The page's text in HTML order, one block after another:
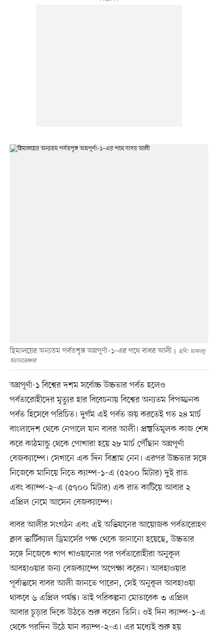
হিমালয়ের অন্যতম পর্বতশৃঙ্গ অন্নপূর্ণা–১–এর পথে বাবর আলী
ছবি: মাকালু
অ্যাডভেঞ্চার
অন্নপূর্ণা-১ বিশ্বের দশম সর্বোচ্চ উচ্চতার পর্বত হলেও
পর্বতারোহীদের মৃত্যুর হার বিবেচনায় বিশ্বের অন্যতম বিপজ্জনক
পর্বত হিসেবে পরিচিত। দুর্গম এই পর্বত জয় করতেই গত ২৪ মার্চ
বাংলাদেশ থেকে নেপালে যান বাবর আলী। প্রস্তুতিমূলক কাজ শেষ
করে কাঠমান্ডু থেকে পোখারা হয়ে ২৮ মার্চ পৌঁছান অন্নপূর্ণা
বেজক্যাম্পে। সেখানে এক দিন বিশ্রাম নেন। এরপর উচ্চতার সঙ্গে
নিজেকে মানিয়ে নিতে ক্যাম্প–১–এ (৫২০০ মিটার) দুই রাত
এবং ক্যাম্প–২–এ (৫৭০০ মিটার) এক রাত কাটিয়ে আবার ২
এপ্রিল নেমে আসেন বেজক্যাম্পে।
বাবর আলীর সংগঠন এবং এই অভিযানের আয়োজক পর্বতারোহণ
ক্লাব ভার্টিক্যাল ড্রিমার্সের পক্ষ থেকে জানানো হয়েছে, উচ্চতার
সঙ্গে নিজেকে খাপ খাওয়ানোর পর পর্বতারোহীরা অনুকূল
আবহাওয়ার জন্য বেজক্যাম্পে অপেক্ষা করেন। আবহাওয়ার
পূর্বাভাসে বাবর আলী জানতে পারেন, সেই অনুকূল আবহাওয়া
থাকবে ৬ এপ্রিল পর্যন্ত। তাই পরিকল্পনা মোতাবেক ৩ এপ্রিল
আবার চূড়ার দিকে উঠতে শুরু করেন তিনি। ওই দিন ক্যাম্প–১–এ
থেকে পরদিন উঠে যান ক্যাম্প–২–এ। এর মধ্যেই শুরু হয়